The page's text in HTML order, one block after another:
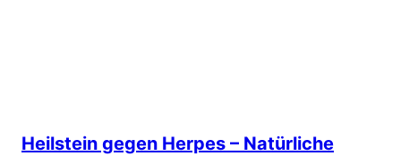
Heilstein gegen Herpes – Natürliche